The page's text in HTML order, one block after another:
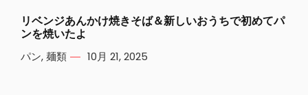
リベンジあんかけ焼きそば＆新しいおうちで初めてパ
ンを焼いたよ
パン,麺類 10月 21, 2025